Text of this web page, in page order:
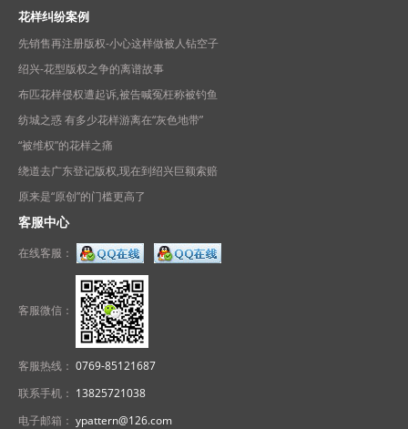
花样纠纷案例
先销售再注册版权-小心这样做被人钻空子
绍兴-花型版权之争的离谱故事
布匹花样侵权遭起诉,被告喊冤枉称被钓鱼
纺城之惑 有多少花样游离在“灰色地带”
“被维权”的花样之痛
绕道去广东登记版权,现在到绍兴巨额索赔
原来是“原创”的门槛更高了
客服中心
在线客服：
客服微信：
客服热线： 0769-85121687
联系手机： 13825721038
电子邮箱： ypattern@126.com